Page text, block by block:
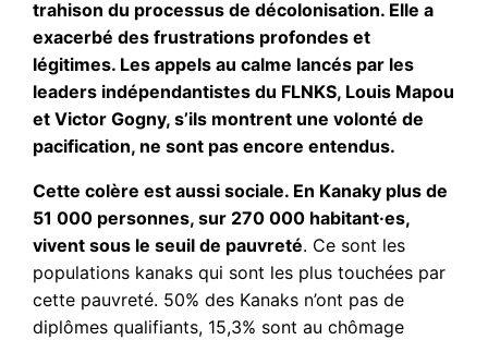
trahison du processus de décolonisation. Elle a
exacerbé des frustrations profondes et
légitimes. Les appels au calme lancés par les
leaders indépendantistes du FLNKS, Louis Mapou
et Victor Gogny, s’ils montrent une volonté de
pacification, ne sont pas encore entendus.
Cette colère est aussi sociale. En Kanaky plus de
51 000 personnes, sur 270 000 habitant·es,
vivent sous le seuil de pauvreté. Ce sont les
populations kanaks qui sont les plus touchées par
cette pauvreté. 50% des Kanaks n’ont pas de
diplômes qualifiants, 15,3% sont au chômage